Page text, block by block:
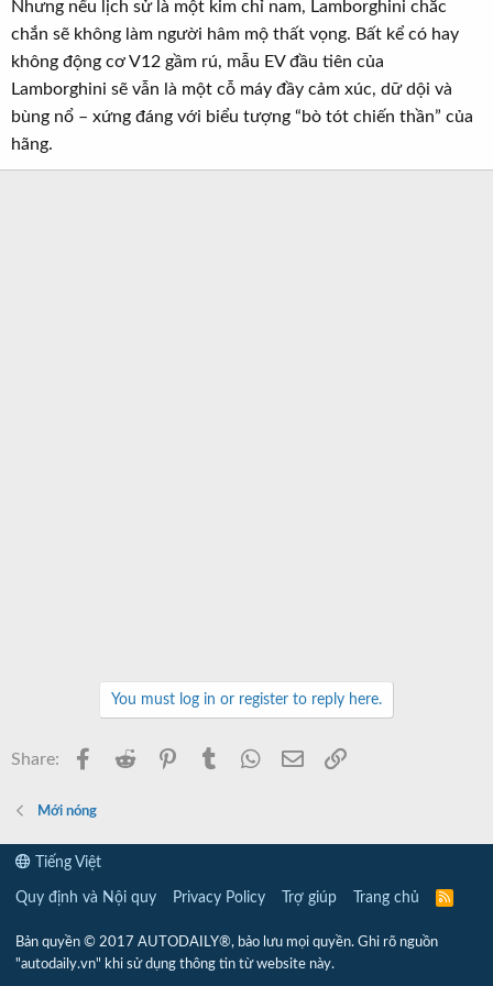
Nhưng nếu lịch sử là một kim chỉ nam, Lamborghini chắc
chắn sẽ không làm người hâm mộ thất vọng. Bất kể có hay
không động cơ V12 gầm rú, mẫu EV đầu tiên của
Lamborghini sẽ vẫn là một cỗ máy đầy cảm xúc, dữ dội và
bùng nổ – xứng đáng với biểu tượng “bò tót chiến thần” của
hãng.
You must log in or register to reply here.
Share: Facebook
Reddit PinterestTumblr WhatsApp
Email
Mới nóng
Tiếng Việt
Quy định và Nội quy Privacy Policy Trợ giúp Trang chủ
R
Bản quyền © 2017 AUTODAILY®, bảo lưu mọi quyền. Ghi rõ nguồn
"autodaily.vn" khi sử dụng thông tin từ website này.